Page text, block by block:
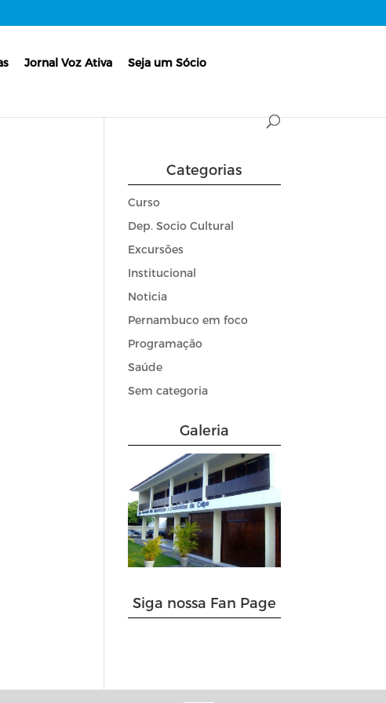
Jornal Voz Ativa Seja um Sócio
Categorias
Curso
Dep. Socio Cultural
Excursões
Institucional
Noticia
Pernambuco em foco
Programação
Saúde
Sem categoria
Galeria
Siga nossa Fan Page